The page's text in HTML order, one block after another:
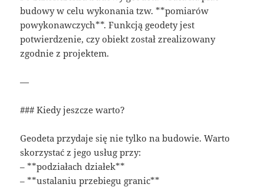
budowy w celu wykonania tzw. **pomiarów
powykonawczych**. Funkcją geodety jest
potwierdzenie, czy obiekt został zrealizowany
zgodnie z projektem.
—
### Kiedy jeszcze warto?
Geodeta przydaje się nie tylko na budowie. Warto
skorzystać z jego usług przy:
– **podziałach działek**
– **ustalaniu przebiegu granic**